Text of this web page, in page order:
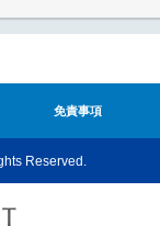
免責事項
Reserved.